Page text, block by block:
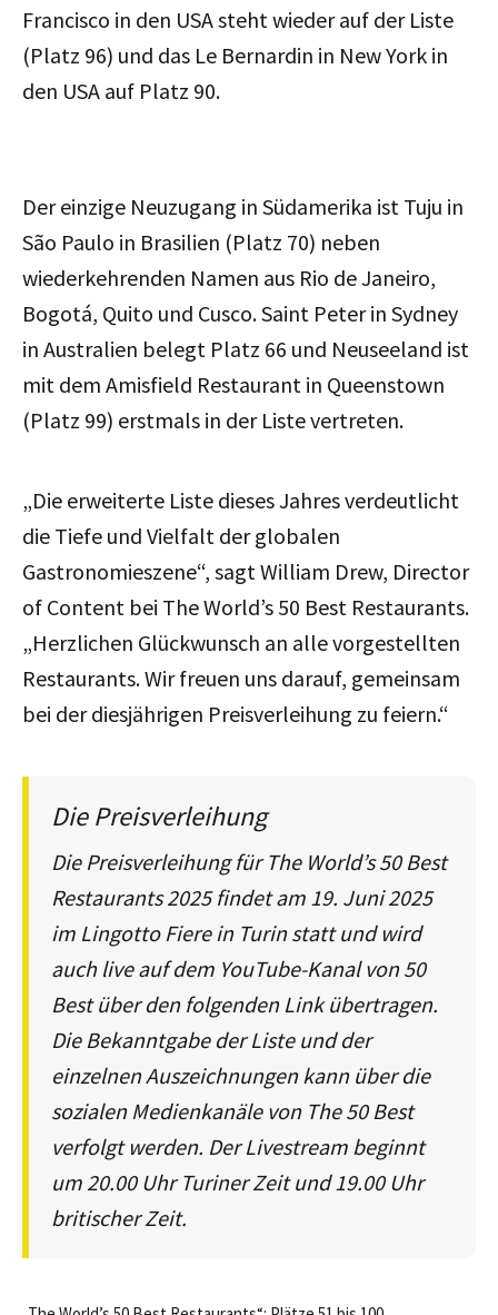
Francisco in den USA steht wieder auf der Liste
(Platz 96) und das Le Bernardin in New York in
den USA auf Platz 90.
Der einzige Neuzugang in Südamerika ist Tuju in
São Paulo in Brasilien (Platz 70) neben
wiederkehrenden Namen aus Rio de Janeiro,
Bogotá, Quito und Cusco. Saint Peter in Sydney
in Australien belegt Platz 66 und Neuseeland ist
mit dem Amisfield Restaurant in Queenstown
(Platz 99) erstmals in der Liste vertreten.
„Die erweiterte Liste dieses Jahres verdeutlicht
die Tiefe und Vielfalt der globalen
Gastronomieszene“, sagt William Drew, Director
of Content bei The World’s 50 Best Restaurants.
„Herzlichen Glückwunsch an alle vorgestellten
Restaurants. Wir freuen uns darauf, gemeinsam
bei der diesjährigen Preisverleihung zu feiern.“
Die Preisverleihung
Die Preisverleihung für The World’s 50 Best
Restaurants 2025 findet am 19. Juni 2025
im Lingotto Fiere in Turin statt und wird
auch live auf dem YouTube-Kanal von 50
Best über den folgenden Link übertragen.
Die Bekanntgabe der Liste und der
einzelnen Auszeichnungen kann über die
sozialen Medienkanäle von The 50 Best
verfolgt werden. Der Livestream beginnt
um 20.00 Uhr Turiner Zeit und 19.00 Uhr
britischer Zeit.